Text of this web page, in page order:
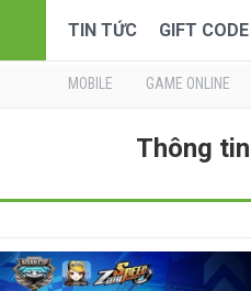
TIN TỨC GIFT CODE
MOBILE GAME ONLINE
Thông